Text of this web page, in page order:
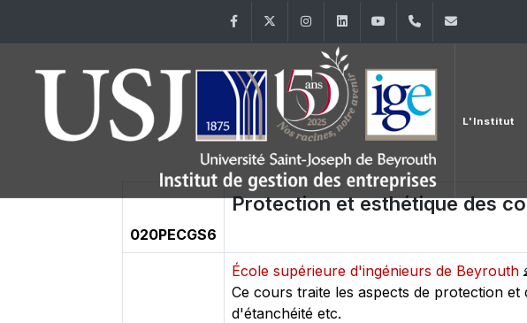
FacebookTwitter InstagramLinkedInYouTube+961 (1) 421
L'Institut
020PECGS6
Protection et esthétique des
École supérieure d'ingénieurs de Beyrouth
Ce cours traite les aspects de protection
d'étanchéité etc.